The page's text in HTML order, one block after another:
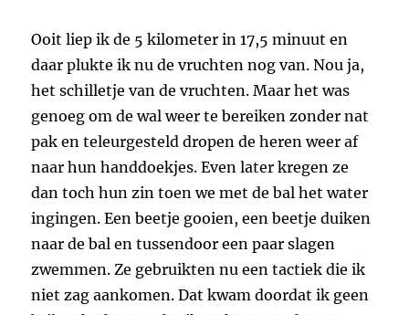
Ooit liep ik de 5 kilometer in 17,5 minuut en
daar plukte ik nu de vruchten nog van. Nou ja,
het schilletje van de vruchten. Maar het was
genoeg om de wal weer te bereiken zonder nat
pak en teleurgesteld dropen de heren weer af
naar hun handdoekjes. Even later kregen ze
dan toch hun zin toen we met de bal het water
ingingen. Een beetje gooien, een beetje duiken
naar de bal en tussendoor een paar slagen
zwemmen. Ze gebruikten nu een tactiek die ik
niet zag aankomen. Dat kwam doordat ik geen